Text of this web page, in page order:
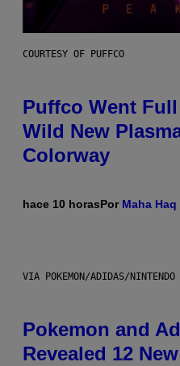
COURTESY OF PUFFCO
Puffco Went
Wild New
Colorway
hace 10 horasPor Maha Haq
VIA POKEMON/ADIDAS/NINTENDO
Pokemon and
Revealed 12